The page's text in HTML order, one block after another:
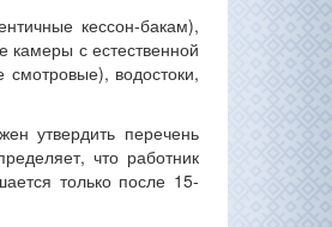
кессон-бакам),
камеры с естественной
водостоки,
утвердить перечень
что работник
только после 15-